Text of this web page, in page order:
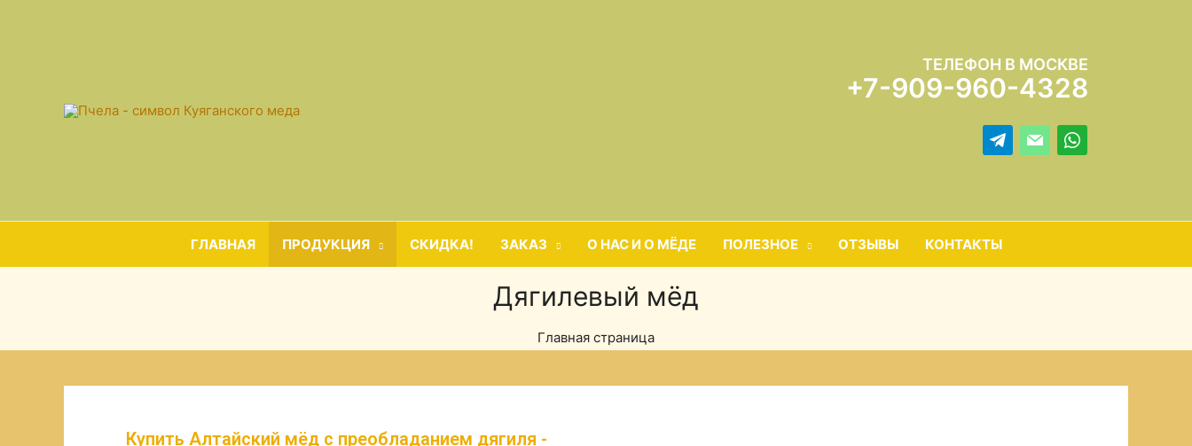
ТЕЛЕФОН В МОСКВЕ
+7-909-960-4328
ГЛАВНАЯ ПРОДУКЦИЯ СКИДКА! ЗАКАЗ О НАС И О МЁДЕ ПОЛЕЗНОЕ ОТЗЫВЫ КОНТАКТЫ
Дягилевый мёд
Главная страница
Купить Алтайский мёд с преобладанием дягиля -